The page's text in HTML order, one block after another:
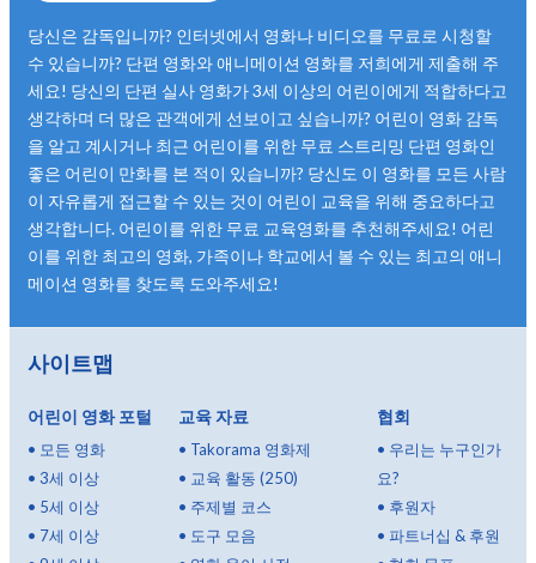
당신은 감독입니까? 인터넷에서 영화나 비디오를 무료로 시청할
수 있습니까? 단편 영화와 애니메이션 영화를 저희에게 제출해 주
세요! 당신의 단편 실사 영화가 3세 이상의 어린이에게 적합하다고
생각하며 더 많은 관객에게 선보이고 싶습니까? 어린이 영화 감독
을 알고 계시거나 최근 어린이를 위한 무료 스트리밍 단편 영화인
좋은 어린이 만화를 본 적이 있습니까? 당신도 이 영화를 모든 사람
이 자유롭게 접근할 수 있는 것이 어린이 교육을 위해 중요하다고
생각합니다. 어린이를 위한 무료 교육영화를 추천해주세요! 어린
이를 위한 최고의 영화, 가족이나 학교에서 볼 수 있는 최고의 애니
메이션 영화를 찾도록 도와주세요!
사이트맵
어린이 영화 포털
• 모든 영화
• 3세 이상
• 5세 이상
• 7세 이상
교육 자료
• Takorama 영화제
• 교육 활동 (250)
• 주제별 코스
• 도구 모음
협회
• 우리는 누구인가
요?
• 후원자
•파트너십 & 후원